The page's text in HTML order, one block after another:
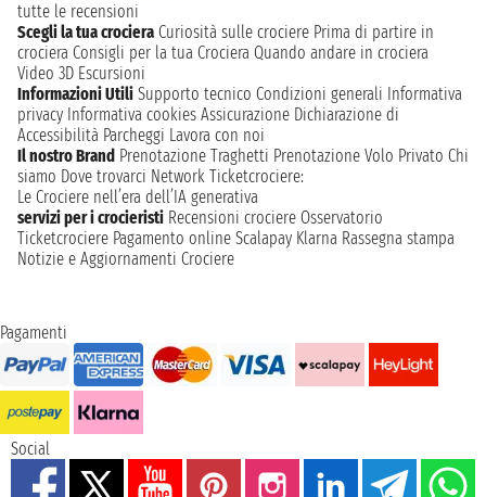
tutte le recensioni
Scegli la tua crociera Curiosità sulle crociere Prima di partire in
crociera Consigli per la tua Crociera Quando andare in crociera
Video 3D Escursioni
Informazioni Utili Supporto tecnico Condizioni generali Informativa
privacy Informativa cookies Assicurazione Dichiarazione di
Accessibilità Parcheggi Lavora con noi
Il nostro Brand Prenotazione Traghetti Prenotazione Volo Privato Chi
siamo Dove trovarci Network Ticketcrociere:
Le Crociere nell’era dell’IA generativa
servizi per i crocieristi Recensioni crociere Osservatorio
Ticketcrociere Pagamento online Scalapay Klarna Rassegna stampa
Notizie e Aggiornamenti Crociere
Pagamenti
Social